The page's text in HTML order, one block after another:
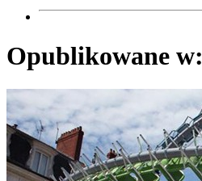
Opublikowane w: